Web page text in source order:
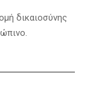
δικαιοσύνης